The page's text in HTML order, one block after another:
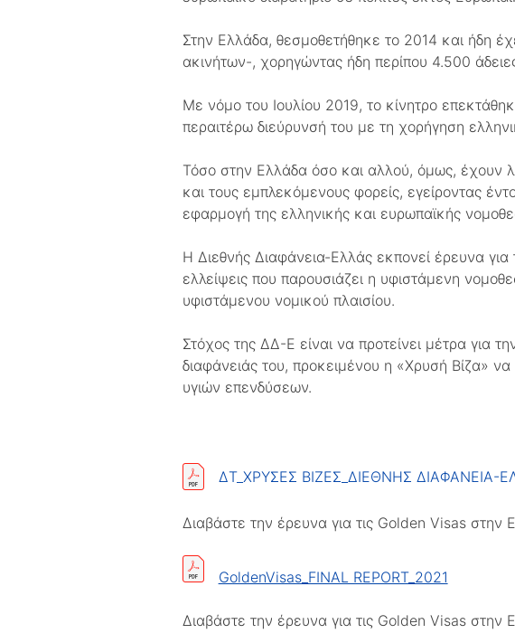
Στην Ελλάδα, θεσμοθετήθηκε το 2014 και ήδη
ακινήτων-, χορηγώντας ήδη περίπου 4.500
Με νόμο του Ιουλίου 2019, το κίνητρο
περαιτέρω διεύρυνσή του με τη χορήγηση
Τόσο στην Ελλάδα όσο και αλλού, όμως, έχουν
και τους εμπλεκόμενους φορείς, εγείροντας
εφαρμογή της ελληνικής και ευρωπαϊκής
Η Διεθνής Διαφάνεια-Ελλάς εκπονεί έρευνα
ελλείψεις που παρουσιάζει η υφιστάμενη
υφιστάμενου νομικού πλαισίου.
Στόχος της ΔΔ-Ε είναι να προτείνει μέτρα για
διαφάνειάς του, προκειμένου η «Χρυσή Βίζα»
υγιών επενδύσεων.
ΔΤ_ΧΡΥΣΕΣ ΒΙΖΕΣ_ΔΙΕΘΝΗΣ ΔΙΑΦΑΝΕΙΑ-
Διαβάστε την έρευνα για τις Golden Visas στην
GoldenVisas_FINAL REPORT_2021
Διαβάστε την έρευνα για τις Golden Visas στην